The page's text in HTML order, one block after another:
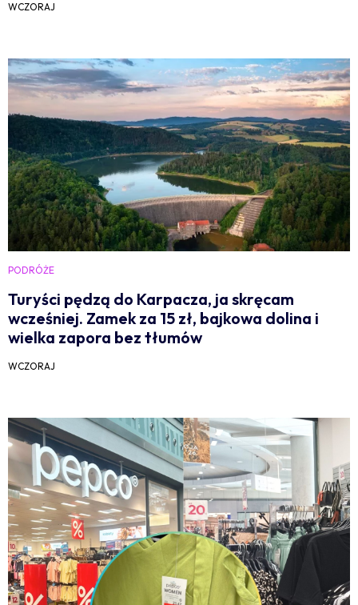
WCZORAJ
PODRÓŻE
Turyści pędzą do Karpacza, ja skręcam
wcześniej. Zamek za 15 zł, bajkowa dolina i
wielka zapora bez tłumów
WCZORAJ